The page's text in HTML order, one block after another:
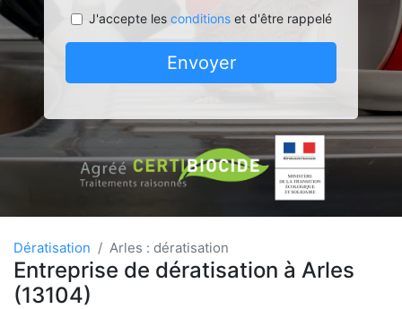
J'accepte les conditionset d'être rappelé
Envoyer
Dératisation Arles : dératisation
Entreprise de dératisation à Arles
(13104)